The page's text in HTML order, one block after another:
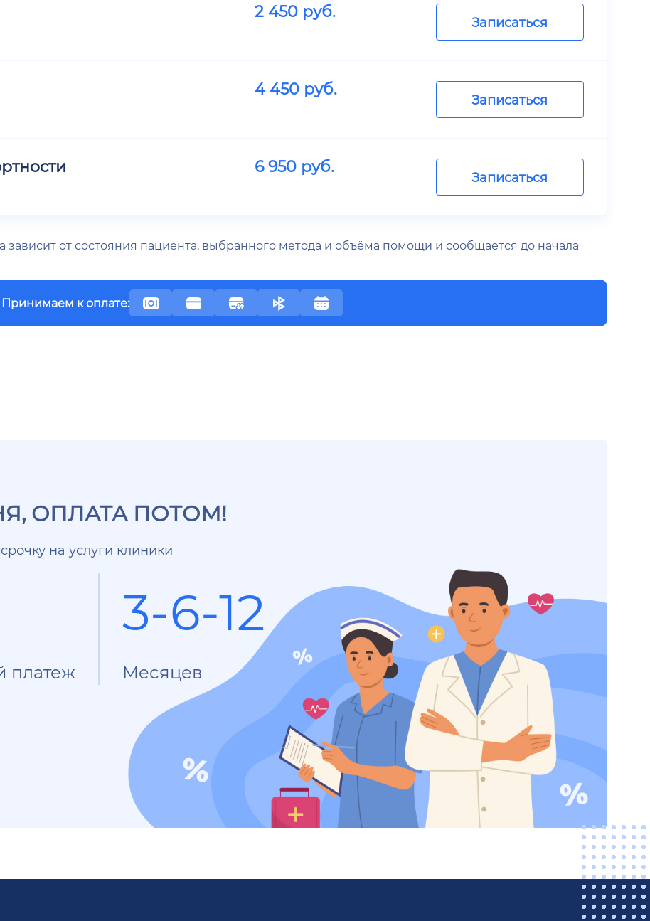
2 450руб.
Записаться
4 450руб.
Записаться
6 950руб.
Записаться
зависит от состояния пациента, выбранного метода и объёма помощи и сообщается до начала
Принимаем к оплате:
ОПЛАТА ПОТОМ!
на услуги клиники
платеж
3-6-12
Месяцев